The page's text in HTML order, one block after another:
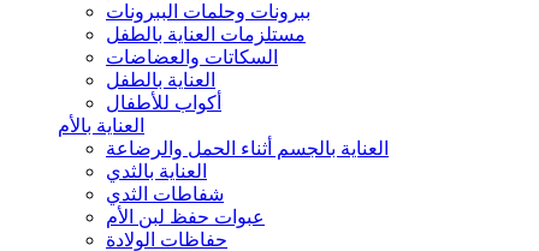
ببرونات وحلمات الببرونات
مستلزمات العناية بالطفل
السكاتات والعضاضات
العناية بالطفل
أكواب للأطفال
العناية بالأم
العناية بالجسم أثناء الحمل والرضاعة
العناية بالثدي
شفاطات الثدي
عبوات حفظ لبن الأم
حفاظات الولادة